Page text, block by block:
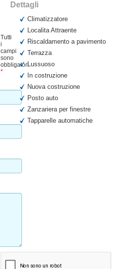
Tutti
i
campi
sono
obbligatori
*
Dettagli
Climatizzatore
Localita Attraente
Riscaldamento a pavimento
Terrazza
Lussuoso
In costruzione
Nuova costruzione
Posto auto
Zanzariera per finestre
Tapparelle automatiche